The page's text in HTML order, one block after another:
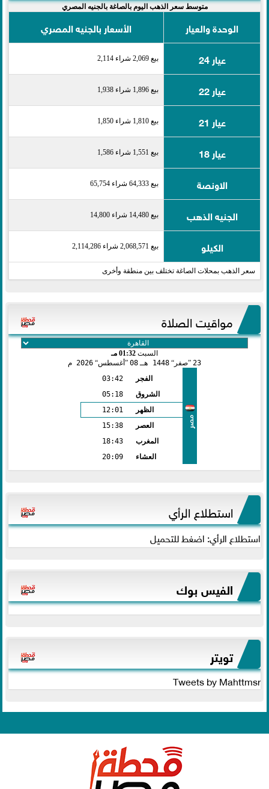
متوسط سعر الذهب اليوم بالصاغة بالجنيه المصري
الوحدة والعيار
الأسعار بالجنيه المصري
عيار 24
بيع 2,069 شراء 2,114
عيار 22 بيع 1,896 شراء 1,938
عيار 21 بيع 1,810 شراء 1,850
عيار 18 بيع 1,551 شراء 1,586
الاونصة بيع 64,333 شراء 65,754
الجنيه الذهب بيع 14,480 شراء 14,800
الكيلو بيع 2,068,571 شراء 2,114,286
سعر الذهب بمحلات الصاغة تختلف بين منطقة وأخرى
مواقيت الصلاة
السبت 01:32 مـ
23 صفر 1448 هـ 08 أغسطس 2026 م
مصر
الفجر
03:42
الشروق
05:18
الظهر
12:01
العصر
15:38
المغرب
18:43
العشاء
20:09
استطلاع الرأي
استطلاع الرأي: اضغط للتحميل
الفيس بوك
تويتر
Tweets by Mahttmsr